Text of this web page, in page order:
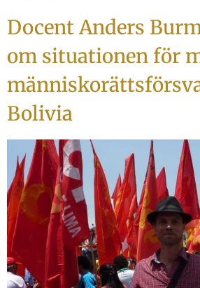
Docent Anders
om situationen för
Bolivia